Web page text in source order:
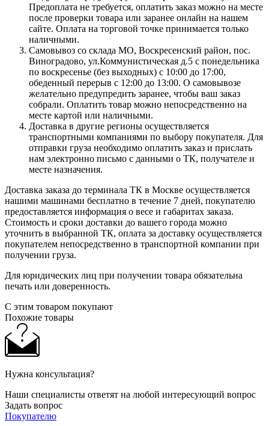
Предоплата не требуется, оплатить заказ можно на месте
после проверки товара или заранее онлайн на нашем
сайте. Оплата на торговой точке принимается только
наличными.
Самовывоз со склада МО, Воскресенский район, пос.
Виноградово, ул.Коммунистическая д.5 с понедельника
по воскресенье (без выходных) с 10:00 до 17:00,
обеденный перерыв с 12:00 до 13:00. О самовывозе
желательно предупредить заранее, чтобы ваш заказ
собрали. Оплатить товар можно непосредственно на
месте картой или наличными.
Доставка в другие регионы осуществляется
транспортными компаниями по выбору покупателя. Для
отправки груза необходимо оплатить заказ и прислать
нам электронно письмо с данными о ТК, получателе и
месте назначения.
Доставка заказа до терминала ТК в Москве осуществляется
нашими машинами бесплатно в течение 7 дней, покупателю
предоставляется информация о весе и габаритах заказа.
Стоимость и сроки доставки до вашего города можно
уточнить в выбранной ТК, оплата за доставку осуществляется
покупателем непосредственно в транспортной компании при
получении груза.
Для юридических лиц при получении товара обязательна
печать или доверенность.
С этим товаром покупают
Похожие товары
Нужна консультация?
Наши специалисты ответят на любой интересующий вопрос
Задать вопрос
Покупателю